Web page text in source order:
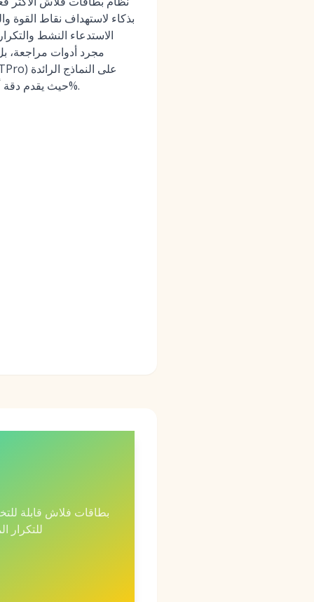
بذكاء لاستهداف نقاط القوة
الاستدعاء النشط
مجرد أدوات مراجعة،
مثل DeepSeek R1 و Mathway و Julius و Photomath و Symbolab — حيث يقدم دقة أعلى بنسبة تصل إلى 17%.
بطاقات فلاش قابلة
للتكرار